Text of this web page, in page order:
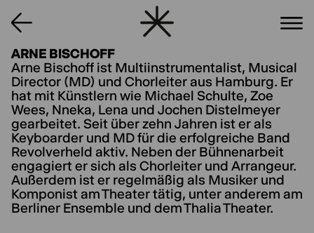
ARNE BISCHOFF
Arne Bischoff ist Multiinstrumentalist, Musical
Director (MD) und Chorleiter aus Hamburg. Er
hat mit Künstlern wie Michael Schulte, Zoe
Wees, Nneka, Lena und Jochen Distelmeyer
gearbeitet. Seit über zehn Jahren ist er als
Keyboarder und MD für die erfolgreiche Band
Revolverheld aktiv. Neben der Bühnenarbeit
engagiert er sich als Chorleiter und Arrangeur.
Außerdem ist er regelmäßig als Musiker und
Komponist am Theater tätig, unter anderem am
Berliner Ensemble und dem Thalia Theater.